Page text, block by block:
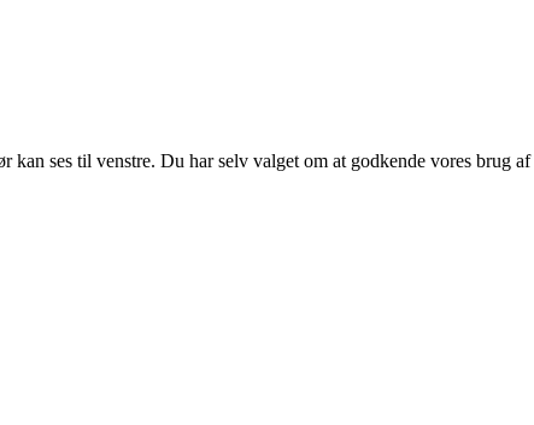
ses til venstre. Du har selv valget om at godkende vores brug